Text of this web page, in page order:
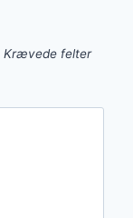
Krævede felter